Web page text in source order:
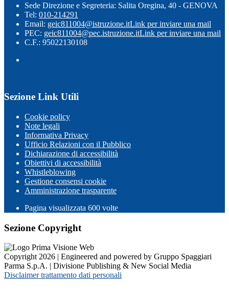
Sede Direzione e Segreteria: Salita Oregina, 40 - GENOVA
Tel: 010-214291
Email: geic811004@istruzione.itLink per inviare una mail
PEC: geic811004@pec.istruzione.itLink per inviare una mail
C.F.: 95022130108
Sezione Link Utili
Cookie policy
Note legali
Informativa Privacy
Ufficio Relazioni con il Pubblico
Dichiarazione di accessibilità
Obiettivi di accessibilità
Whistleblowing
Gestione consensi cookie
Amministrazione trasparente
Pagina visualizzata 600 volte
Sezione Copyright
Copyright 2026 | Engineered and powered by Gruppo Spaggiari
Parma S.p.A. | Divisione Publishing & New Social Media
Disclaimer trattamento dati personali